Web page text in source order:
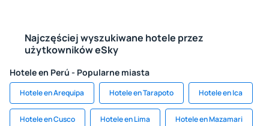
Najczęściej wyszukiwane hotele przez
użytkowników eSky
Hotele en Perú - Popularne miasta
Hotele en Arequipa Hotele en Tarapoto Hotele en Ica
Hotele en Cusco Hotele en Lima Hotele en Mazamari